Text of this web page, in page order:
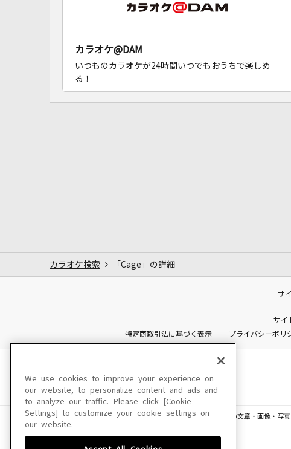
カラオケ@DAM
いつものカラオケが24時間いつでもおうちで楽しめ
る！
カラオケ検索 「Cage」の詳細
サ
サイ
特定商取引法に基づく表示
プライバシーポリ
このサイトに掲載されている一切の文章・画像・写
We use cookies to improve your experience on
our website, to personalize content and ads and
to analyze our traffic. Please click [Cookie
Settings] to customize your cookie settings on
our website.